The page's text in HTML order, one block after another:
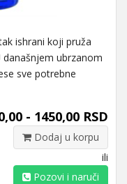
ishrani koji pruža
ubrzanom
sve potrebne
- 1450,00 RSD
Dodaj u korpu
ili
Pozovi i naruči